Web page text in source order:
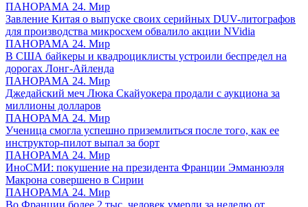
ПАНОРАМА 24. Мир
Завление Китая о выпуске своих серийных DUV-литографов
для производства микросхем обвалило акции NVidia
ПАНОРАМА 24. Мир
В США байкеры и квадроциклисты устроили беспредел на
дорогах Лонг-Айленда
ПАНОРАМА 24. Мир
Джедайский меч Люка Скайуокера продали с аукциона за
миллионы долларов
ПАНОРАМА 24. Мир
Ученица смогла успешно приземлиться после того, как ее
инструктор-пилот выпал за борт
ПАНОРАМА 24. Мир
ИноСМИ: покушение на президента Франции Эмманюэля
Макрона совершено в Сирии
ПАНОРАМА 24. Мир
Во Франции более 2 тыс. человек умерли за неделю от